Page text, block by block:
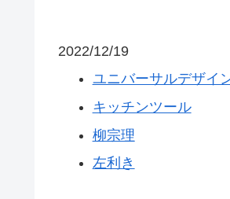
2022/12/19
ユニバーサルデザイ
キッチンツール
柳宗理
左利き